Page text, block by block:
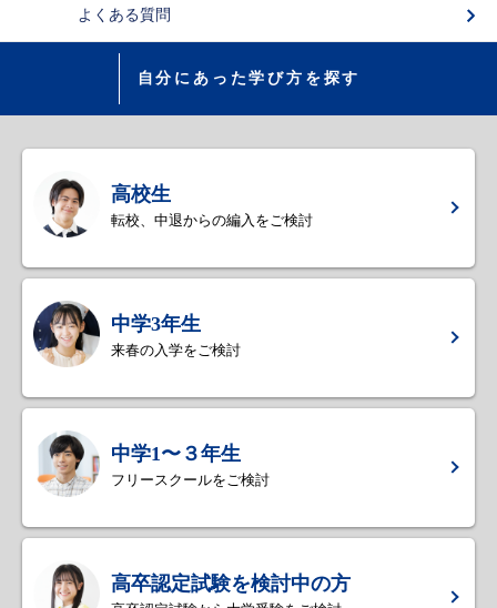
よくある質問
自分にあった学び方を探す
高校生
転校、中退からの編入をご検討
中学3年生
来春の入学をご検討
中学1〜３年生
フリースクールをご検討
高卒認定試験を検討中の方